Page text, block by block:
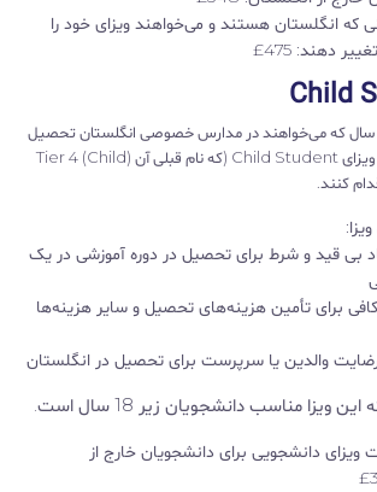
که انگلستان هستند و می‌خواهند ویزای خود را
دهند: 475£
دانش‌آموزان بین 4 تا 17 سال که می‌خواهند در مدارس خصوصی انگلستان تحصیل
کنند می‌توانند برای اخذ ویزای Child Student (که نام قبلی آن Tier 4 (Child)
بی قید و شرط برای تحصیل در دوره آموزشی در یک
برای تأمین هزینه‌های تحصیل و سایر هزینه‌ها
والدین یا سرپرست برای تحصیل در انگلستان
مناسب دانشجویان زیر 18 سال است.
ویزای دانشجویی برای دانشجویان خارج از